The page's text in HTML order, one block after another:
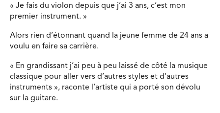
« Je fais du violon depuis que j’ai 3 ans, c’est mon
premier instrument. »
Alors rien d’étonnant quand la jeune femme de 24 ans a
voulu en faire sa carrière.
« En grandissant j’ai peu à peu laissé de côté la musique
classique pour aller vers d’autres styles et d’autres
instruments », raconte l’artiste qui a porté son dévolu
sur la guitare.